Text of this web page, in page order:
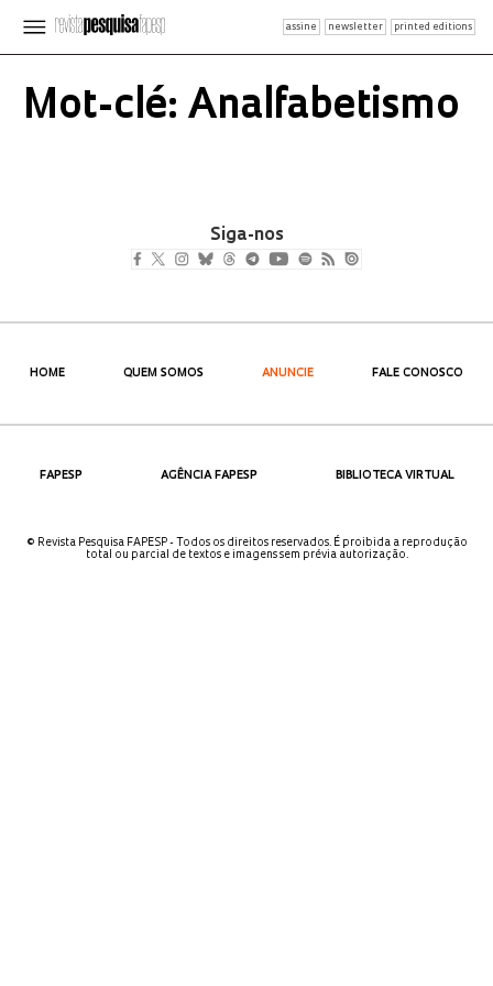
assine newsletter printed editions
Mot-clé: Analfabetismo
Siga-nos
HOME QUEM SOMOS ANUNCIE FALE CONOSCO
FAPESP AGÊNCIA FAPESP BIBLIOTECA VIRTUAL
© Revista Pesquisa FAPESP - Todos os direitos reservados. É proibida a reprodução
total ou parcial de textos e imagens sem prévia autorização.